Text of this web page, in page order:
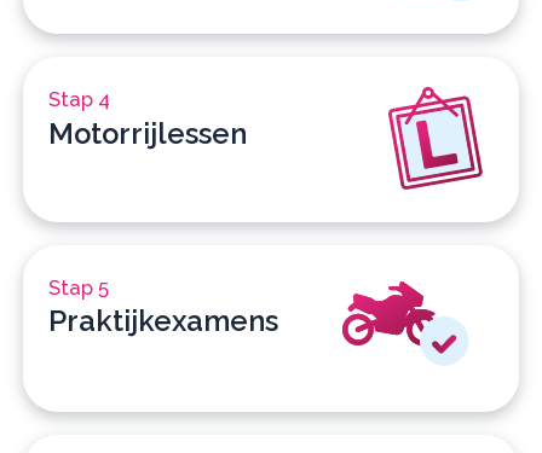
Stap 4
Motorrijlessen
Stap 5
Praktijkexamens